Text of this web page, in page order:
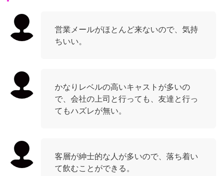
営業メールがほとんど来ないので、気持
ちいい。
かなりレベルの高いキャストが多いの
で、会社の上司と行っても、友達と行っ
てもハズレが無い。
客層が紳士的な人が多いので、落ち着い
て飲むことができる。